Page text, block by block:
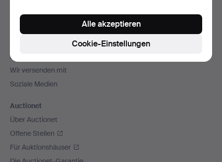
Navigation
Hilfe und Kontakt
Kontakt mit dem Support aufnehmen
Zahlungsweisen
Wir versenden mit
Soziale Medien
Auctionet
Über Auctionet
Offene Stellen
Für Auktionshäuser
Cookie-Einstellungen
Alle akzeptieren